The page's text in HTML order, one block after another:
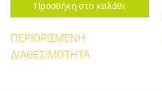
Προσθήκη στο καλάθι
ΠΕΡΙΟΡΙΣΜΕΝΗ
ΔΙΑΘΕΣΙΜΟΤΗΤΑ